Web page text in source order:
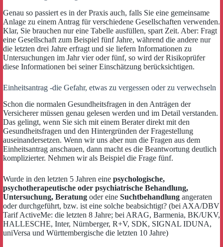
Genau so passiert es in der Praxis auch, falls Sie eine gemeinsame
Anlage zu einem Antrag für verschiedene Gesellschaften verwenden.
Klar, Sie brauchen nur eine Tabelle ausfüllen, spart Zeit. Aber: Fragt
eine Gesellschaft zum Beispiel fünf Jahre, während die andere nur
die letzten drei Jahre erfragt und sie liefern Informationen zu
Untersuchungen im Jahr vier oder fünf, so wird der Risikoprüfer
diese Informationen bei seiner Einschätzung berücksichtigen.
Einheitsantrag -die Gefahr, etwas zu vergessen oder zu verwechseln
Schon die normalen Gesundheitsfragen in den Anträgen der
Versicherer müssen genau gelesen werden und im Detail verstanden.
Das gelingt, wenn Sie sich mit einem Berater direkt mit den
Gesundheitsfragen und den Hintergründen der Fragestellung
auseinandersetzen. Wenn wir uns aber nun die Fragen aus dem
Einheitsantrag anschauen, dann macht es die Beantwortung deutlich
komplizierter. Nehmen wir als Beispiel die Frage fünf.
Wurde in den letzten 5 Jahren eine psychologische,
psychotherapeutische oder psychiatrische Behandlung,
Untersuchung, Beratung oder eine Suchtbehandlung angeraten
oder durchgeführt, bzw. ist eine solche beabsichtigt? (bei AXA/DBV
Tarif ActiveMe: die letzten 8 Jahre; bei ARAG, Barmenia, BK/UKV,
HALLESCHE, Inter, Nürnberger, R+V, SDK, SIGNAL IDUNA,
uniVersa und Württembergische die letzten 10 Jahre)